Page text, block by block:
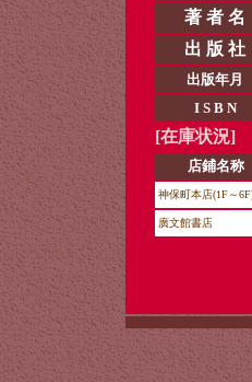
著 者 名
出 版 社
出版年月
I S B N
[在庫状況]
店鋪名称
神保町本店(1F～
廣文館書店